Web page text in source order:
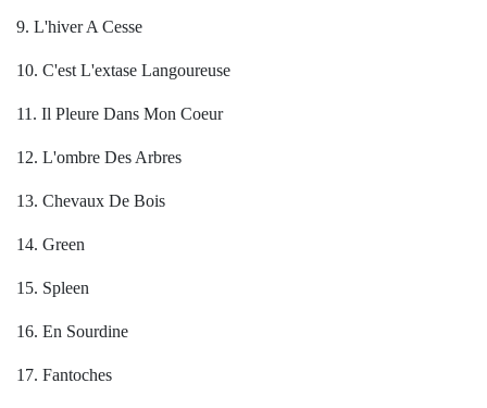
9. L'hiver A Cesse
10. C'est L'extase Langoureuse
11. Il Pleure Dans Mon Coeur
12. L'ombre Des Arbres
13. Chevaux De Bois
14. Green
15. Spleen
16. En Sourdine
17. Fantoches